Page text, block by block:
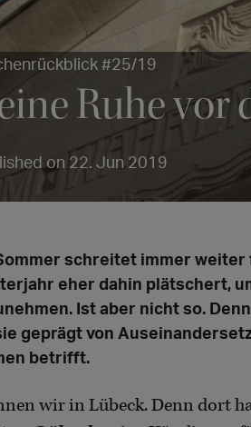
#25/19
Ruhe vor
on 22. Jun 2019
schreitet immer weiter
eher dahin plätschert,
Ist aber nicht so.
geprägt von
betrifft.
wir in Lübeck. Denn dort